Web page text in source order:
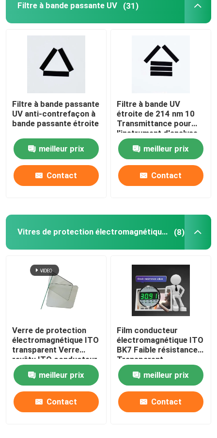
Filtre à bande passante UV (31)
Filtre à bande passante
UV anti-contrefaçon à
bande passante étroite
meilleur prix
Contact
Filtre à bande UV
étroite de 214 nm 10
Transmittance pour
l'instrument d'analyse
meilleur prix
Contact
Vitres de protection électromagnétique ITO (8)
Verre de protection
électromagnétique ITO
transparent Verre
revêtu ITO conducteur
meilleur prix
Contact
Film conducteur
électromagnétique ITO
BK7 Faible résistance
Transparent
meilleur prix
Contact